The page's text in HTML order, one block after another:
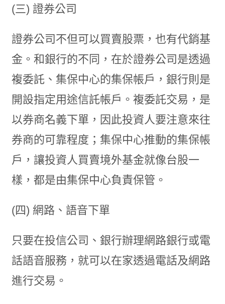
(三) 證券公司
證券公司不但可以買賣股票，也有代銷基
金。和銀行的不同，在於證券公司是透過
複委託、集保中心的集保帳戶，銀行則是
開設指定用途信託帳戶。複委託交易，是
以券商名義下單，因此投資人要注意來往
券商的可靠程度；集保中心推動的集保帳
戶，讓投資人買賣境外基金就像台股一
樣，都是由集保中心負責保管。
(四) 網路、語音下單
只要在投信公司、銀行辦理網路銀行或電
話語音服務，就可以在家透過電話及網路
進行交易。